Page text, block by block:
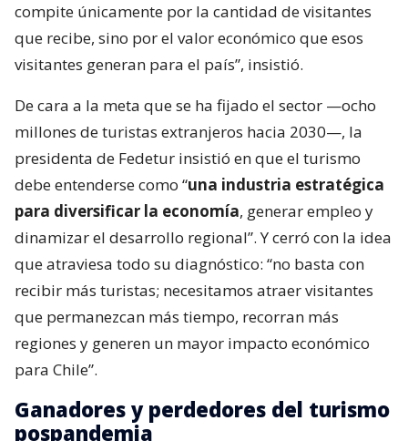
compite únicamente por la cantidad de visitantes
que recibe, sino por el valor económico que esos
visitantes generan para el país”, insistió.
De cara a la meta que se ha fijado el sector —ocho
millones de turistas extranjeros hacia 2030—, la
presidenta de Fedetur insistió en que el turismo
debe entenderse como “una industria estratégica
para diversificar la economía, generar empleo y
dinamizar el desarrollo regional”. Y cerró con la idea
que atraviesa todo su diagnóstico: “no basta con
recibir más turistas; necesitamos atraer visitantes
que permanezcan más tiempo, recorran más
regiones y generen un mayor impacto económico
para Chile”.
Ganadores y perdedores del turismo
pospandemia